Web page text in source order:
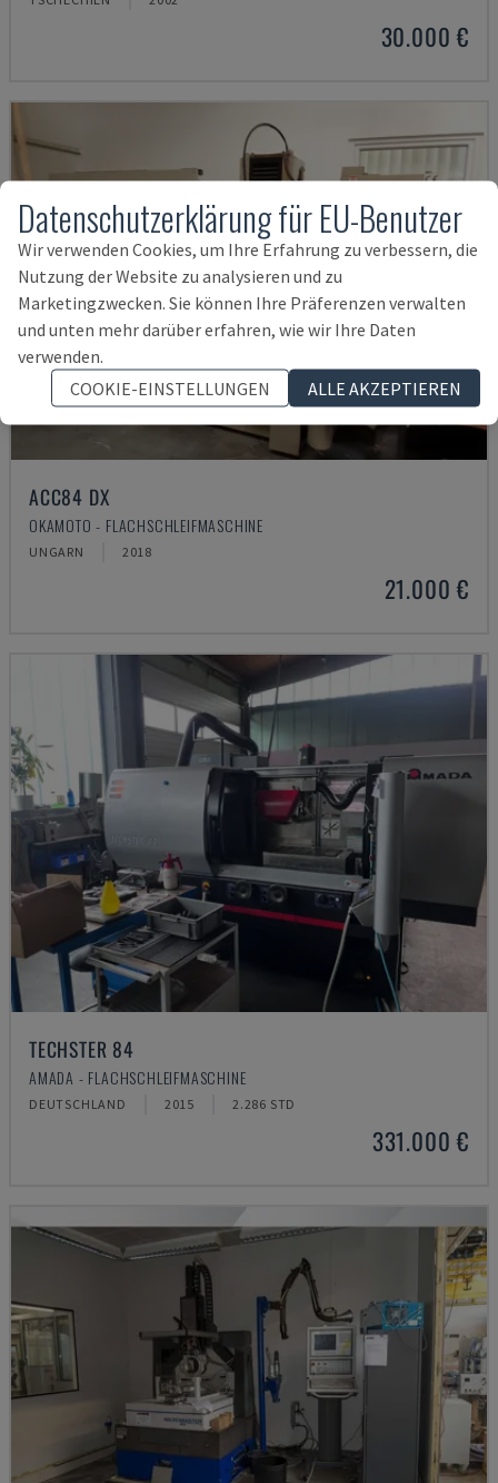
30.000 €
ACC84 DX
OKAMOTO - FLACHSCHLEIFMASCHINE
UNGARN 2018
21.000 €
TECHSTER 84
AMADA - FLACHSCHLEIFMASCHINE
DEUTSCHLAND 2015 2.286 STD
331.000 €
Datenschutzerklärung für EU-Benutzer
Wir verwenden Cookies, um Ihre Erfahrung zu verbessern, die
Nutzung der Website zu analysieren und zu
Marketingzwecken. Sie können Ihre Präferenzen verwalten
und unten mehr darüber erfahren, wie wir Ihre Daten
verwenden.
COOKIE-EINSTELLUNGEN
ALLE AKZEPTIEREN